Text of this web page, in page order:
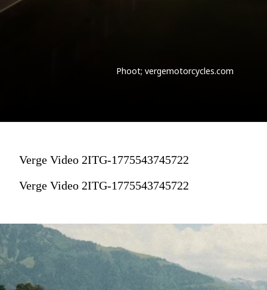
Phoot; vergemotorcycles.com
Verge Video 2ITG-1775543745722
Verge Video 2ITG-1775543745722